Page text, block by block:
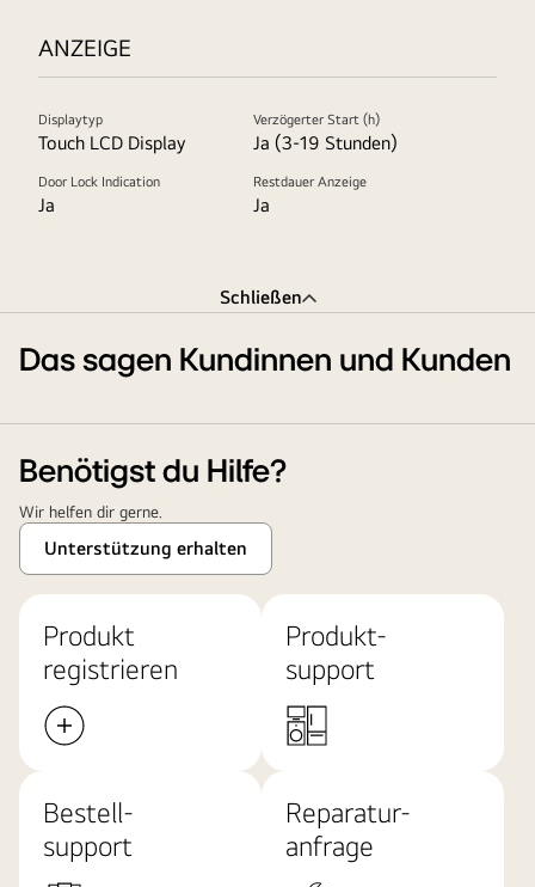
ANZEIGE
Displaytyp
Touch LCD Display
Verzögerter Start (h)
Ja (3-19 Stunden)
Door Lock Indication
Ja
Restdauer Anzeige
Ja
Schließen
Das sagen Kundinnen und Kunden
Benötigst du Hilfe?
Wir helfen dir gerne.
Unterstützung erhalten
Produkt
registrieren
Produkt-
support
Bestell-
support
Reparatur-
anfrage